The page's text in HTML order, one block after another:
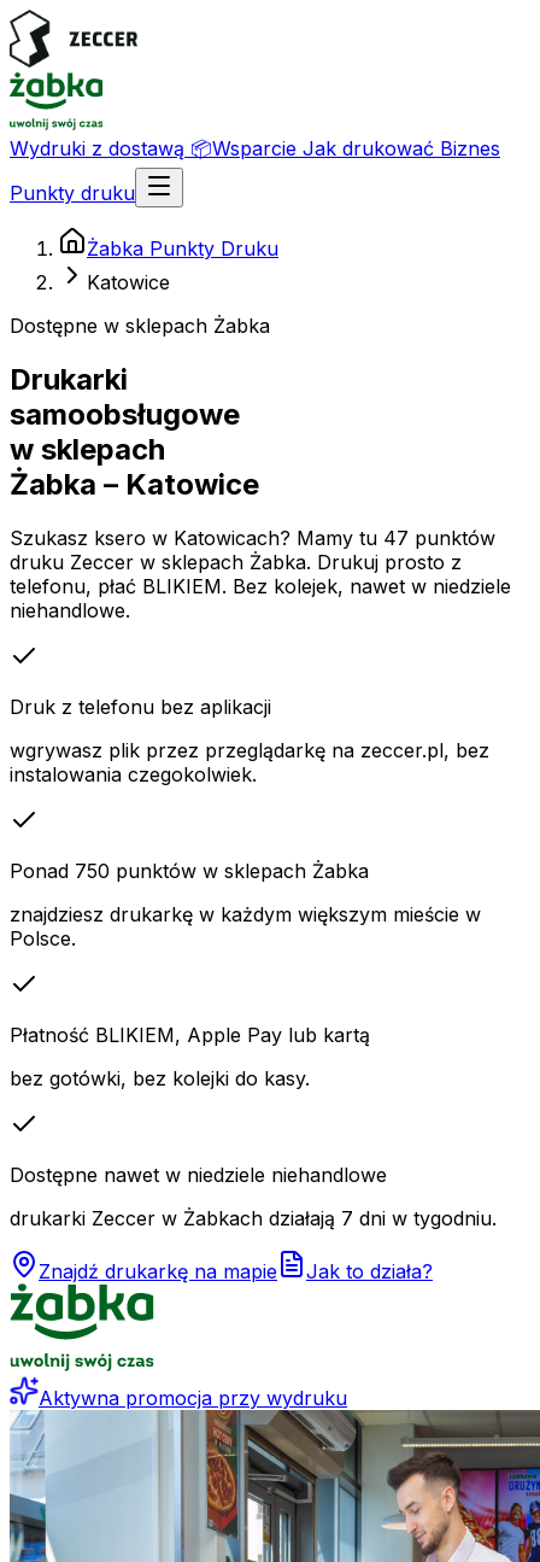
Wydruki z dostawą 📦Wsparcie Jak drukować Biznes
Punkty druku
Żabka Punkty Druku
Katowice
Dostępne w sklepach Żabka
Drukarki
samoobsługowe
w sklepach
Żabka – Katowice
Szukasz ksero w Katowicach? Mamy tu 47 punktów
druku Zeccer w sklepach Żabka. Drukuj prosto z
telefonu, płać BLIKIEM. Bez kolejek, nawet w niedziele
niehandlowe.
Druk z telefonu bez aplikacji
wgrywasz plik przez przeglądarkę na zeccer.pl, bez
instalowania czegokolwiek.
Ponad 750 punktów w sklepach Żabka
znajdziesz drukarkę w każdym większym mieście w
Polsce.
Płatność BLIKIEM, Apple Pay lub kartą
bez gotówki, bez kolejki do kasy.
Dostępne nawet w niedziele niehandlowe
drukarki Zeccer w Żabkach działają 7 dni w tygodniu.
Znajdź drukarkę na mapie Jak to działa?
Aktywna promocja przy wydruku